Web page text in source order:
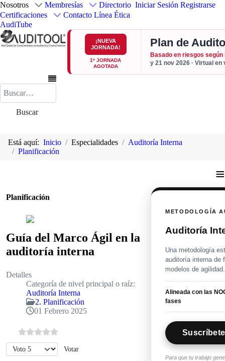
Nosotros Membresías
Directorio
Certificaciones
Contacto Línea Ética
AudiTube
Iniciar Sesión Registrarse
¡NUEVA
JORNADA!
1ª JORNADA
AGOTADA
Plan de
Basado en riesgos según
y 21 nov 2026 · Virtual en
Buscar
Buscar
Está aquí: Inicio Especialidades
Auditoría Interna
Planificación
≡
Planificación
Guía del Marco Ágil en la
auditoría interna
Detalles
Categoría de nivel principal o raíz:
Auditoría Interna
2. Planificación
01 Febrero 2025
Por favor, vote
METODOLOGÍA
Auditoría
Una metodología
auditoría interna de
modelos de agilidad.
Alineada con las
fases
Para que tu trabajo